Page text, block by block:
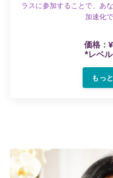
ラスに参加することで、あ
加速化
価格：
*レベ
もっ